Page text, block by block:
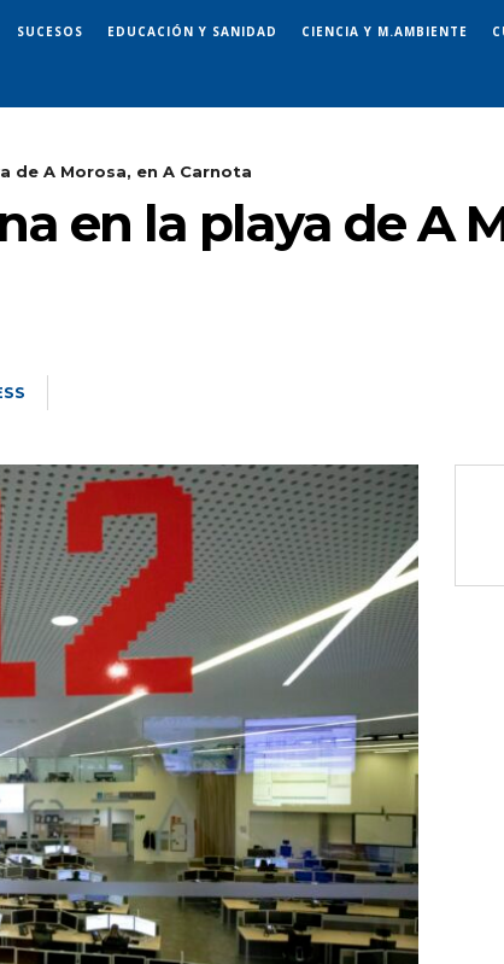
SUCESOS EDUCACIÓN Y SANIDAD CIENCIA Y M.AMBIENTE
de A Morosa, en A Carnota
en la playa de A